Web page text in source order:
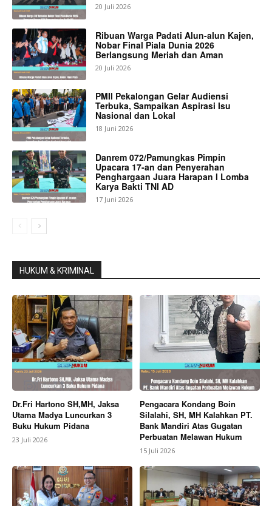
20 Juli 2026
Ribuan Warga Padati Alun-alun Kajen,
Nobar Final Piala Dunia 2026
Berlangsung Meriah dan Aman
20 Juli 2026
PMII Pekalongan Gelar Audiensi
Terbuka, Sampaikan Aspirasi Isu
Nasional dan Lokal
18 Juni 2026
Danrem 072/Pamungkas Pimpin
Upacara 17-an dan Penyerahan
Penghargaan Juara Harapan I Lomba
Karya Bakti TNI AD
17 Juni 2026
HUKUM & KRIMINAL
Dr.Fri Hartono SH,MH, Jaksa
Utama Madya Luncurkan 3
Buku Hukum Pidana
23 Juli 2026
Pengacara Kondang Boin
Silalahi, SH, MH Kalahkan PT.
Bank Mandiri Atas Gugatan
Perbuatan Melawan Hukum
15 Juli 2026